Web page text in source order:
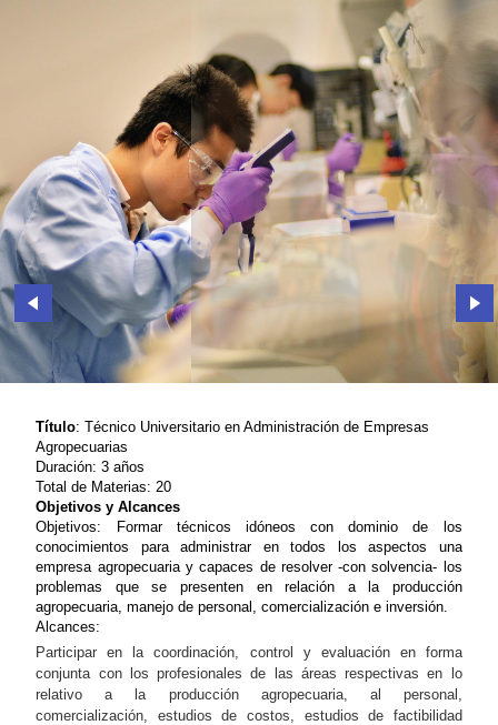
Título: Técnico Universitario en Administración de Empresas
Agropecuarias
Duración: 3 años
Total de Materias: 20
Objetivos y Alcances
Objetivos: Formar técnicos idóneos con dominio de los
conocimientos para administrar en todos los aspectos una
empresa agropecuaria y capaces de resolver -con solvencia- los
problemas que se presenten en relación a la producción
agropecuaria, manejo de personal, comercialización e inversión.
Alcances:
Participar en la coordinación, control y evaluación en forma
conjunta con los profesionales de las áreas respectivas en lo
relativo a la producción agropecuaria, al personal,
comercialización, estudios de costos, estudios de factibilidad